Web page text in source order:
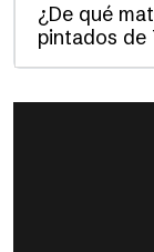
¿De qué
pintados de